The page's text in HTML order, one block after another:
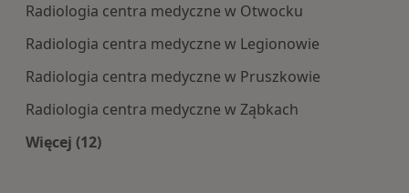
Radiologia centra medyczne w Otwocku
Radiologia centra medyczne w Legionowie
Radiologia centra medyczne w Pruszkowie
Radiologia centra medyczne w Ząbkach
Więcej (12)